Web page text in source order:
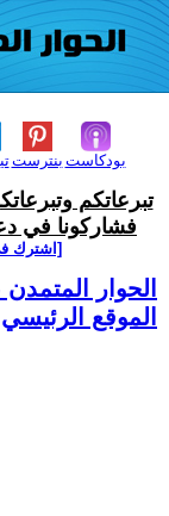
بنترست بودكاست
تبرعاتكم
فشاركونا في
[اشترك
الحوار
الموقع الرئيسي